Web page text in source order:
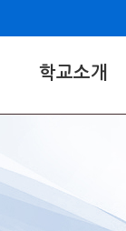
학교소개